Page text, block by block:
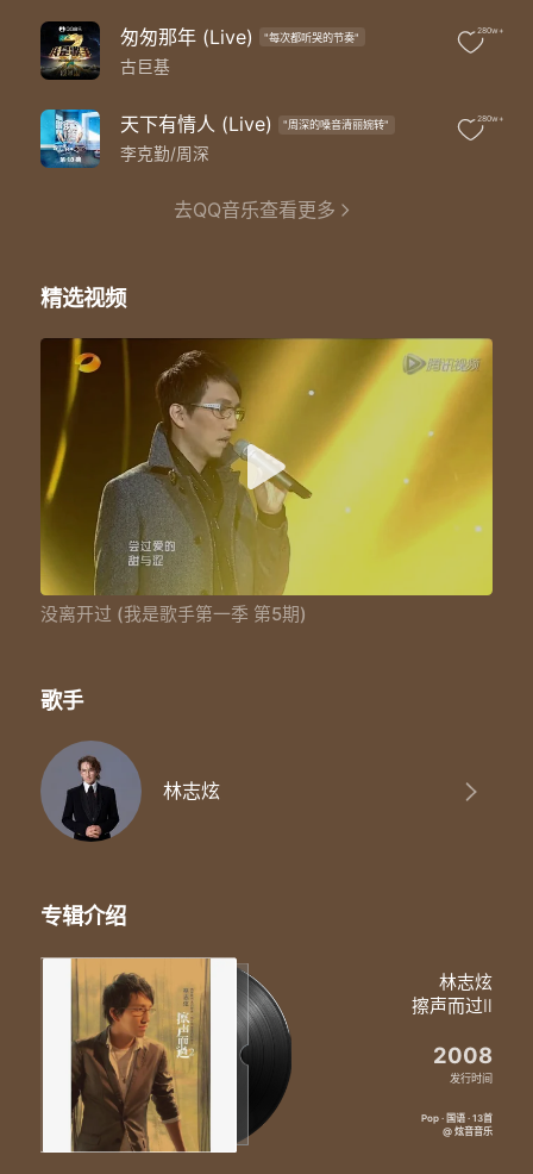
才发现你在等我没离开过
我寻找大海的尽头
却忽略蜿蜒的河流
当我逆水行舟
你在我左右推着我走
喜怒哀乐捆绑我的
让我的世界以你为轴
却错过转弯的路口
蓦然回首
我寻找大海的尽头
却忽略蜿蜒的河流
当我逆水行舟
你在我左右陪着我走
Right here right now
让我们一起抬起头
迎接爱降落
阳光证明这并不是一场梦
Right now
闭上眼用心去感受
有一个声音
它说爱情没离开过
匆匆那年 (Live) "每次都听哭的节奏"
古巨基
280w+
天下有情人 (Live) "周深的嗓音清丽婉转"
李克勤/周深
280w+
去QQ音乐查看更多
精选视频
没离开过 (我是歌手第一季 第5期)
歌手
林志炫
专辑介绍
林志炫
擦声而过Ⅱ
2008
发行时间
Pop · 国语 · 13首
@ 炫音音乐